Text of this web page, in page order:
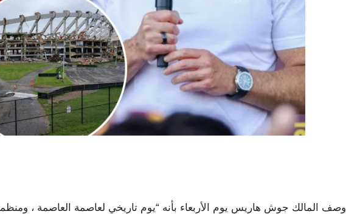
وصف المالك جوش هاريس يوم الأربعاء بأنه “يوم تاريخي لعاصمة العاصمة ،